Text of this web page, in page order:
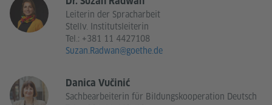
Leiterin der Spracharbeit
Stellv. Institutsleiterin
Tel.: +381 11 4427108
Suzan.Radwan@goethe.de
Danica Vučinić
Sachbearbeiterin für Bildungskooperation Deutsch